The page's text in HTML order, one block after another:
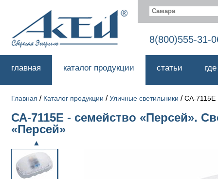
Самара
8(800)555-31-
главная каталог продукции статьи
Главная / Каталог продукции /Уличные светильники /СА-7115Е
СА-7115Е - семейство «Персей».
«Персей»
▲